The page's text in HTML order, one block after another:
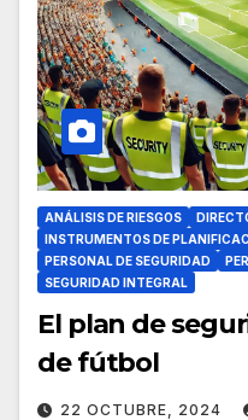
ANÁLISIS DE RIESGOS
INSTRUMENTOS DE
PERSONAL DE SEGURIDAD
SEGURIDAD INTEGRAL
El plan de
de fútbol
22 OCTUBRE, 2024